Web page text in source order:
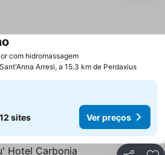
com hidromassagem
Sant'Anna Arresi, a 15.3 km de Perdaxius
12 sites Ver preços